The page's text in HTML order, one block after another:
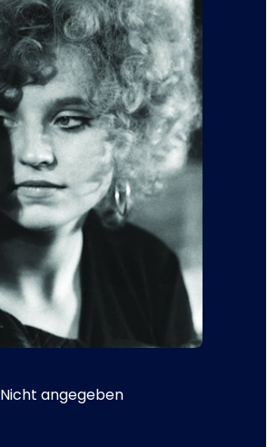
Nicht angegeben